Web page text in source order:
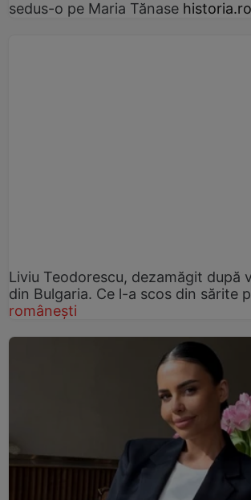
sedus-o pe Maria Tănase historia.ro
Liviu Teodorescu, dezamăgit după
din Bulgaria. Ce l-a scos din sărite
românești